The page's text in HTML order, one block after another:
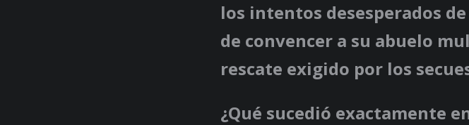
los intentos desesperados
de convencer a su abuelo
rescate exigido por los
¿Qué sucedió exactamente